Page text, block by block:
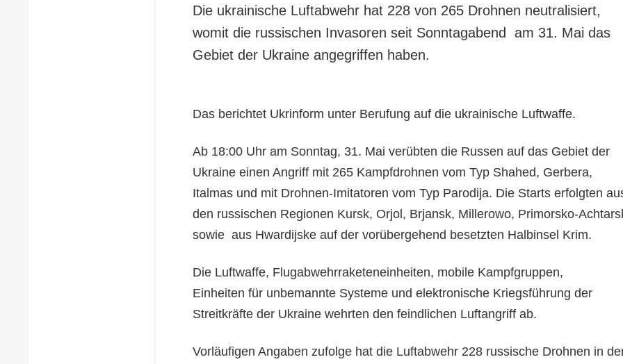
Die ukrainische Luftabwehr hat 228 von 265 Drohnen neutralisiert,
womit die russischen Invasoren seit Sonntagabend am 31. Mai das
Gebiet der Ukraine angegriffen haben.
Das berichtet Ukrinform unter Berufung auf die ukrainische Luftwaffe.
Ab 18:00 Uhr am Sonntag, 31. Mai verübten die Russen auf das Gebiet der
Ukraine einen Angriff mit 265 Kampfdrohnen vom Typ Shahed, Gerbera,
Italmas und mit Drohnen-Imitatoren vom Typ Parodija. Die Starts erfolgten
den russischen Regionen Kursk, Orjol, Brjansk, Millerowo, Primorsko-
sowie aus Hwardijske auf der vorübergehend besetzten Halbinsel Krim.
Die Luftwaffe, Flugabwehrraketeneinheiten, mobile Kampfgruppen,
Einheiten für unbemannte Systeme und elektronische Kriegsführung der
Streitkräfte der Ukraine wehrten den feindlichen Luftangriff ab.
Vorläufigen Angaben zufolge hat die Luftabwehr 228 russische Drohnen in